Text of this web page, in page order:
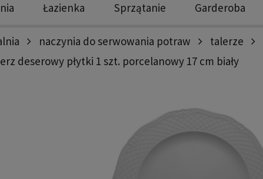
Łazienka Sprzątanie Garderoba
naczynia do serwowania potraw talerze
deserowy płytki 1 szt. porcelanowy 17 cm biały